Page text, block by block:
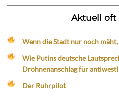
Aktuell oft
Wenn die Stadt nur noch
Wie Putins deutsche
Drohnenanschlag für
Der Ruhrpilot